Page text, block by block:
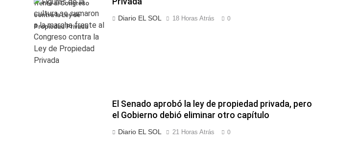
frente al Congreso
contra la Ley de
Propiedad Privada
Diario EL SOL 18 Horas Atrás 0
El Senado aprobó la ley de propiedad privada, pero
el Gobierno debió eliminar otro capítulo
Diario EL SOL 21 Horas Atrás 0